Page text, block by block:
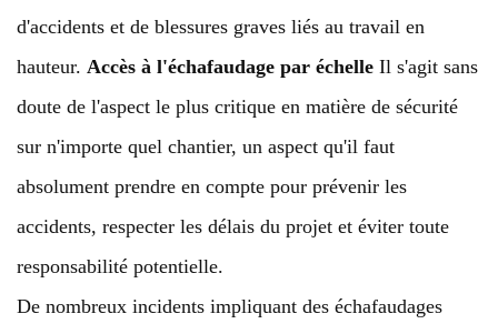
d'accidents et de blessures graves liés au travail en
hauteur. Accès à l'échafaudage par échelle Il s'agit sans
doute de l'aspect le plus critique en matière de sécurité
sur n'importe quel chantier, un aspect qu'il faut
absolument prendre en compte pour prévenir les
accidents, respecter les délais du projet et éviter toute
responsabilité potentielle.
De nombreux incidents impliquant des échafaudages